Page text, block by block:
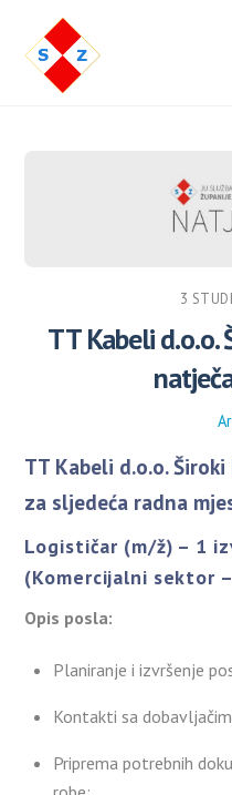
3
TT Kabeli d.o.o.
TT Kabeli d.o.o.
za sljedeća radna
Logističar (m/ž) – 1
(Komercijalni sektor
Opis posla:
Planiranje i izvršenje
Kontakti sa
Priprema potrebnih